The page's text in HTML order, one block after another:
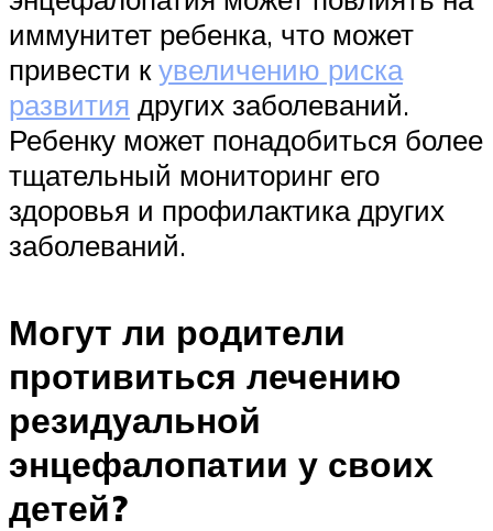
иммунитет ребенка, что может
привести кувеличению риска
развития других заболеваний.
Ребенку может понадобиться более
тщательный мониторинг его
здоровья и профилактика других
заболеваний.
Могут ли родители
противиться лечению
резидуальной
энцефалопатии у своих
детей?